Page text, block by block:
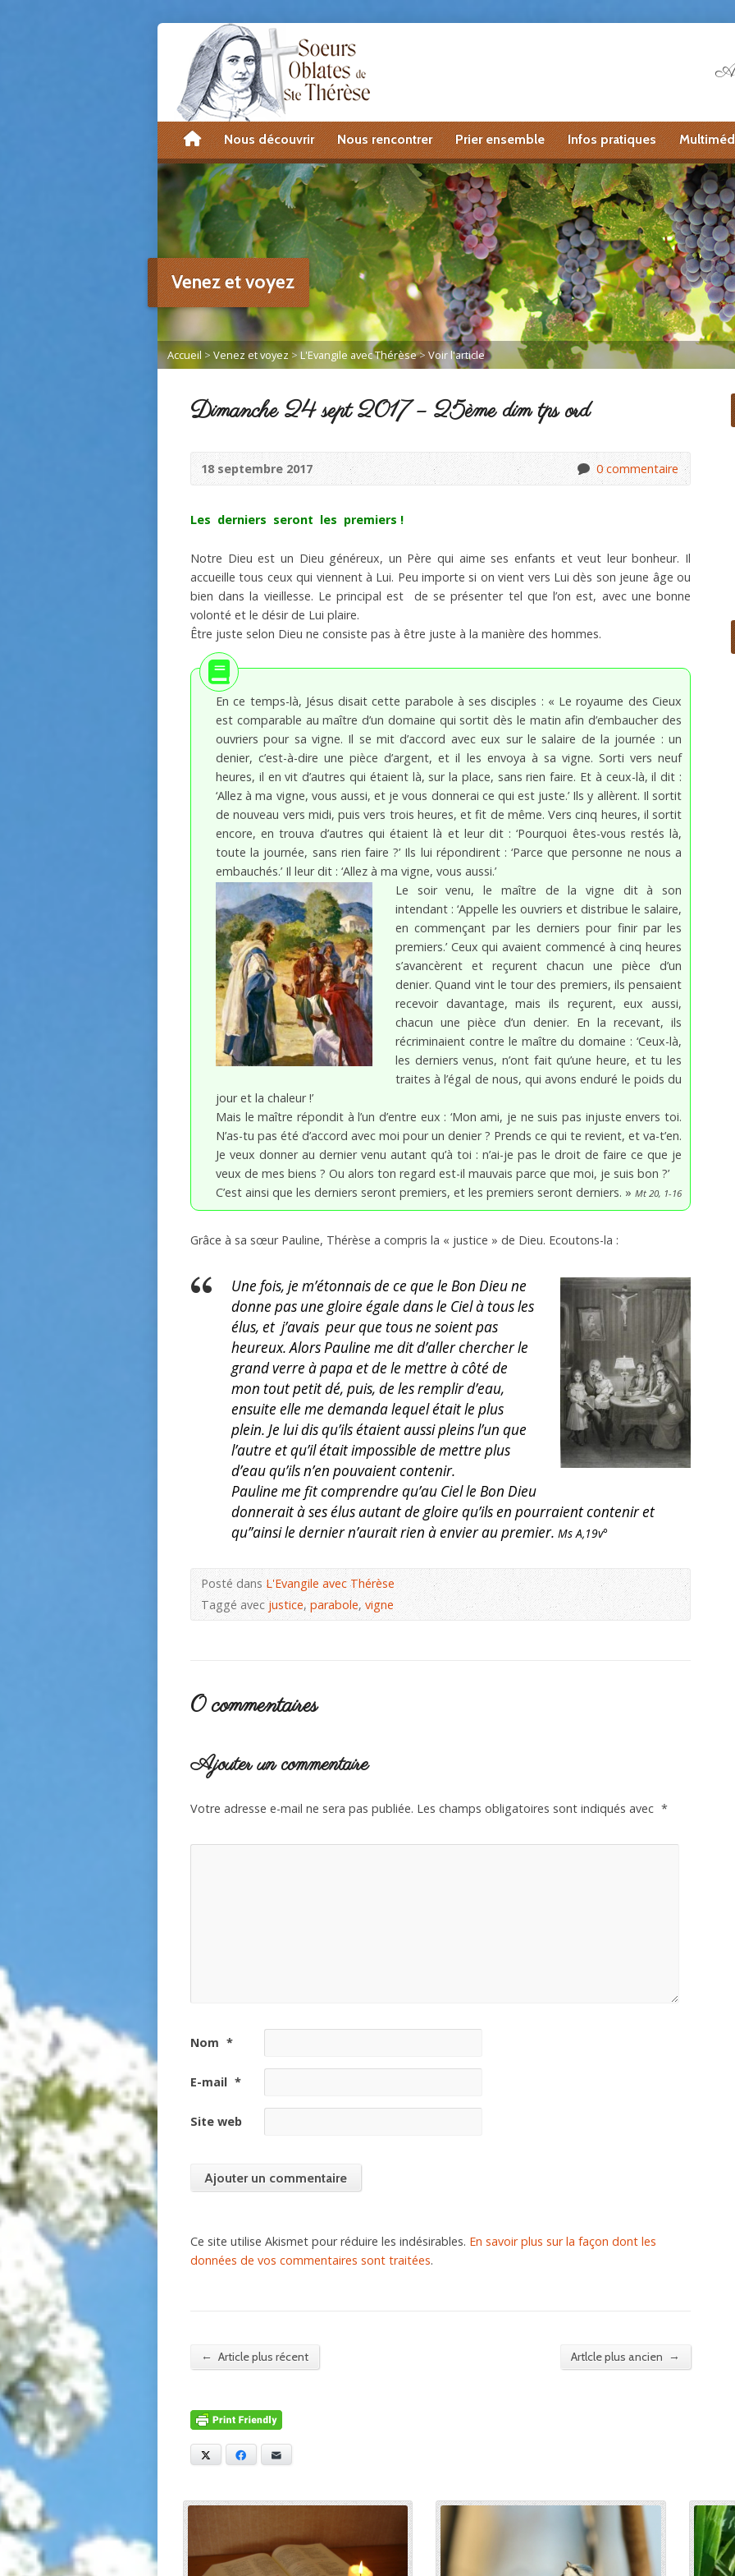
accueilNous découvrir Nous rencontrer Prier ensemble Infos pratiques
Venez et voyez
Accueil > Venez et voyez > L'Evangile avec Thérèse> Voir l'article
Dimanche 24 sept 2017 – 25ème dim tps ord
18 septembre 2017 0 commentaire
Les derniers seront les premiers !
Notre Dieu est un Dieu généreux, un Père qui aime ses enfants et veut leur bonheur. Il
accueille tous ceux qui viennent à Lui. Peu importe si on vient vers Lui dès son jeune âge ou
bien dans la vieillesse. Le principal est de se présenter tel que l’on est, avec une bonne
volonté et le désir de Lui plaire.
Être juste selon Dieu ne consiste pas à être juste à la manière des hommes.
En ce temps-là, Jésus disait cette parabole à ses disciples : « Le royaume des Cieux
est comparable au maître d’un domaine qui sortit dès le matin afin d’embaucher des
ouvriers pour sa vigne. Il se mit d’accord avec eux sur le salaire de la journée : un
denier, c’est-à-dire une pièce d’argent, et il les envoya à sa vigne. Sorti vers neuf
heures, il en vit d’autres qui étaient là, sur la place, sans rien faire. Et à ceux-là, il dit :
‘Allez à ma vigne, vous aussi, et je vous donnerai ce qui est juste.’ Ils y allèrent. Il sortit
de nouveau vers midi, puis vers trois heures, et fit de même. Vers cinq heures, il sortit
encore, en trouva d’autres qui étaient là et leur dit : ‘Pourquoi êtes-vous restés là,
toute la journée, sans rien faire ?’ Ils lui répondirent : ‘Parce que personne ne nous a
embauchés.’ Il leur dit : ‘Allez à ma vigne, vous aussi.’
Le soir venu, le maître de la vigne dit à son
intendant : ‘Appelle les ouvriers et distribue le salaire,
en commençant par les derniers pour finir par les
premiers.’ Ceux qui avaient commencé à cinq heures
s’avancèrent et reçurent chacun une pièce d’un
denier. Quand vint le tour des premiers, ils pensaient
recevoir davantage, mais ils reçurent, eux aussi,
chacun une pièce d’un denier. En la recevant, ils
récriminaient contre le maître du domaine : ‘Ceux-là,
les derniers venus, n’ont fait qu’une heure, et tu les
traites à l’égal de nous, qui avons enduré le poids du
jour et la chaleur !’
Mais le maître répondit à l’un d’entre eux : ‘Mon ami, je ne suis pas injuste envers toi.
N’as-tu pas été d’accord avec moi pour un denier ? Prends ce qui te revient, et va-t’en.
Je veux donner au dernier venu autant qu’à toi : n’ai-je pas le droit de faire ce que je
veux de mes biens ? Ou alors ton regard est-il mauvais parce que moi, je suis bon ?’
C’est ainsi que les derniers seront premiers, et les premiers seront derniers. » Mt 20, 1-16
Grâce à sa sœur Pauline, Thérèse a compris la « justice » de Dieu. Ecoutons-la :
Une fois, je m’étonnais de ce que le Bon Dieu ne
donne pas une gloire égale dans le Ciel à tous les
élus, et j’avais peur que tous ne soient pas
heureux. Alors Pauline me dit d’aller chercher le
grand verre à papa et de le mettre à côté de
mon tout petit dé, puis, de les remplir d’eau,
ensuite elle me demanda lequel était le plus
plein. Je lui dis qu’ils étaient aussi pleins l’un que
l’autre et qu’il était impossible de mettre plus
d’eau qu’ils n’en pouvaient contenir.
Pauline me fit comprendre qu’au Ciel le Bon Dieu
donnerait à ses élus autant de gloire qu’ils en pourraient contenir et
qu’’ainsi le dernier n’aurait rien à envier au premier. Ms A,19v°
Posté dansL'Evangile avec Thérèse
Taggé avecjustice,parabole,vigne
0 commentaires
Ajouter un commentaire
Votre adresse e-mail ne sera pas publiée. Les champs obligatoires sont indiqués avec *
Nom *
E-mail *
Site web
Ce site utilise Akismet pour réduire les indésirables. En savoir plus sur la façon dont les
données de vos commentaires sont traitées.
← Article plus récent Artlcle plus ancien →
Facebook